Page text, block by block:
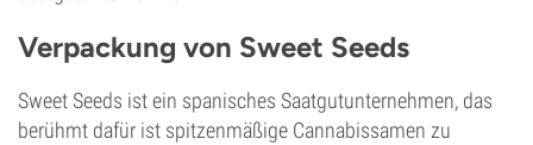
Verpackung von Sweet Seeds
Sweet Seeds ist ein spanisches Saatgutunternehmen, das
berühmt dafür ist spitzenmäßige Cannabissamen zu